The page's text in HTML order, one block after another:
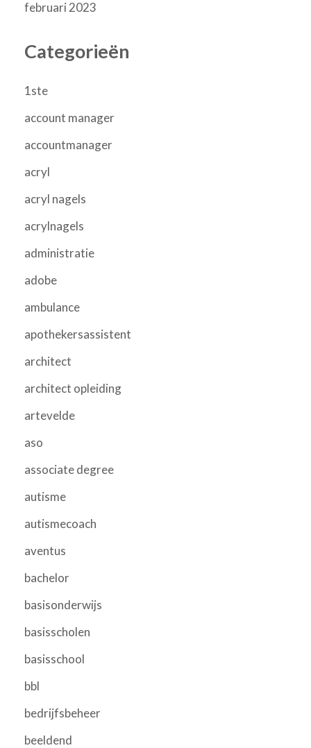
februari 2023
Categorieën
1ste
account manager
accountmanager
acryl
acryl nagels
acrylnagels
administratie
adobe
ambulance
apothekersassistent
architect
architect opleiding
artevelde
aso
associate degree
autisme
autismecoach
aventus
bachelor
basisonderwijs
basisscholen
basisschool
bbl
bedrijfsbeheer
beeldend